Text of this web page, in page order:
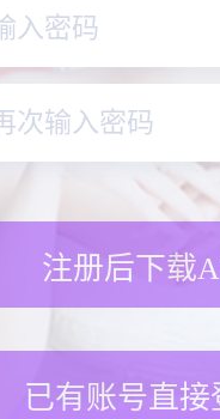
注册后下载
已有账号直接